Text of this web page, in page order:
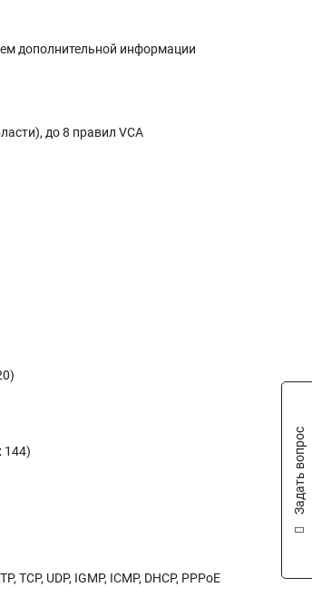
дополнительной информации
до 8 правил VCA
144)
TCP, UDP, IGMP, ICMP, DHCP, PPPoE
Задать вопрос